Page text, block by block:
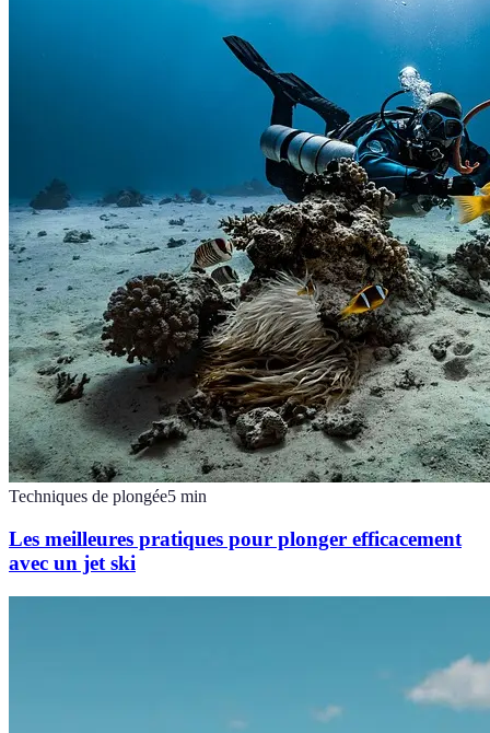
Techniques de plongée5 min
Les meilleures pratiques pour plonger efficacement
avec un jet ski